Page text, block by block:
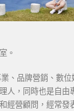
。
、品牌營銷、數
人，同時也是自由
經營顧問，經常發